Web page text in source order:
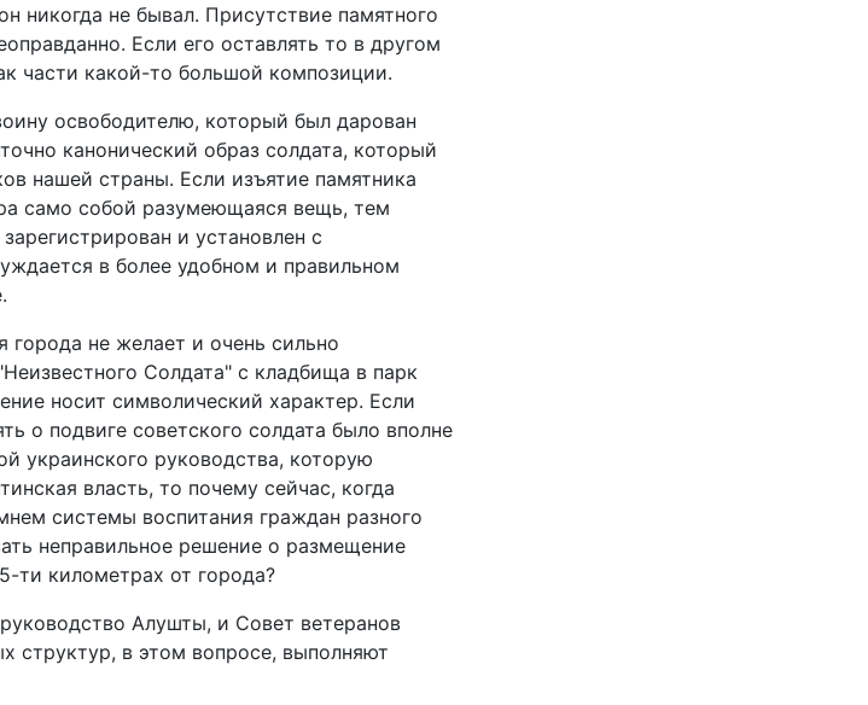
никогда не бывал. Присутствие памятного
Если его оставлять то в другом
части какой-то большой композиции.
освободителю, который был дарован
канонический образ солдата, который
нашей страны. Если изъятие памятника
само собой разумеющаяся вещь, тем
и установлен с
в более удобном и правильном
не желает и очень сильно
Солдата" с кладбища в парк
носит символический характер. Если
о подвиге советского солдата было вполне
украинского руководства, которую
власть, то почему сейчас, когда
системы воспитания граждан разного
неправильное решение о размещение
ти километрах от города?
Алушты, и Совет ветеранов
структур, в этом вопросе, выполняют